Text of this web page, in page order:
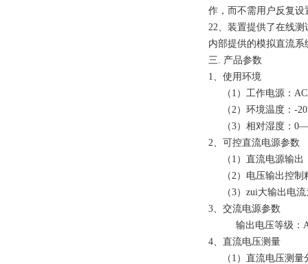
作，而不需用户反复设
22、装置提供了在线
内部提供的模拟直流
三. 产品参数
1、使用环境
（1）工作电源：
（2）环境温度：-
（3）相对湿度：
2、可控直流电源参数
（1）直流电源输出
（2）电压输出控制
（3）zui大输出电流
3、交流电源参数
输出电压等级：
4、直流电压测量
（1）直流电压测量